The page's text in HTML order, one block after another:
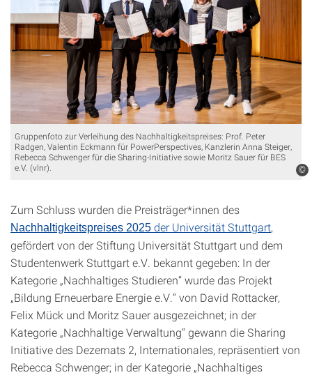
©
Gruppenfoto zur Verleihung des Nachhaltigkeitspreises: Prof. Peter
Radgen, Valentin Eckmann für PowerPerspectives, Kanzlerin Anna Steiger,
Rebecca Schwenger für die Sharing-Initiative sowie Moritz Sauer für BES
e.V. (vlnr).
Zum Schluss wurden die Preisträger*innen des
Nachhaltigkeitspreises 2025 der Universität Stuttgart,
gefördert von der Stiftung Universität Stuttgart und dem
Studentenwerk Stuttgart e.V. bekannt gegeben: In der
Kategorie „Nachhaltiges Studieren“ wurde das Projekt
„Bildung Erneuerbare Energie e.V.“ von David Rottacker,
Felix Mück und Moritz Sauer ausgezeichnet; in der
Kategorie „Nachhaltige Verwaltung“ gewann die Sharing
Initiative des Dezernats 2, Internationales, repräsentiert von
Rebecca Schwenger; in der Kategorie „Nachhaltiges